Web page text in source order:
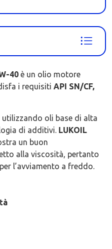
40 è un olio motore
i requisiti API SN/CF,
oli base di alta
di additivi. LUKOIL
un buon
alla viscosità, pertanto
l’avviamento a freddo.